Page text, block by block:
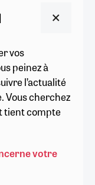
vos
peinez à
l’actualité
Vous cherchez
tient compte
votre